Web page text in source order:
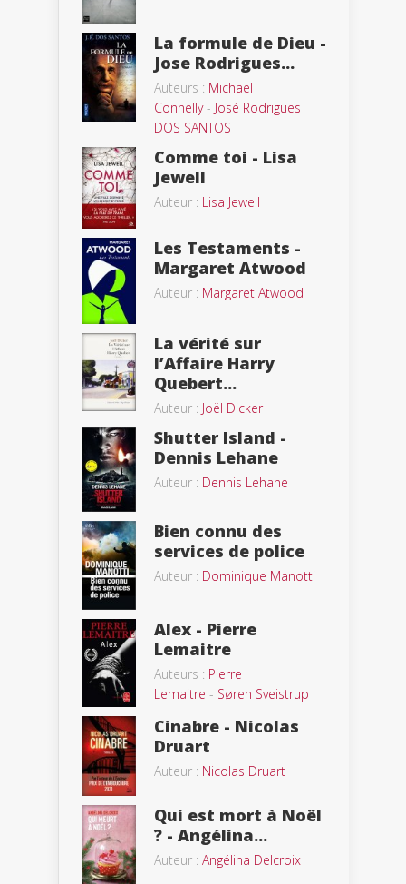
La formule de Dieu -
Jose Rodrigues...
Auteurs : Michael
Connelly- José Rodrigues
DOS SANTOS
Comme toi - Lisa
Jewell
Auteur : Lisa Jewell
Les Testaments -
Margaret Atwood
Auteur : Margaret Atwood
La vérité sur
l’Affaire Harry
Quebert...
Auteur : Joël Dicker
Shutter Island -
Dennis Lehane
Auteur : Dennis Lehane
Bien connu des
services de police
Auteur : Dominique Manotti
Alex - Pierre
Lemaitre
Auteurs : Pierre
Lemaitre - Søren Sveistrup
Cinabre - Nicolas
Druart
Auteur : Nicolas Druart
Qui est mort à Noël
? - Angélina...
Auteur : Angélina Delcroix